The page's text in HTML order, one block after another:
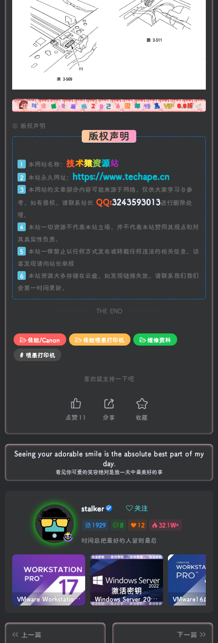
广告
© 版权声明
版权声明
1 本网站名称： 技术猿资源站
2 本站永久网址： https://www.techape.cn
3
本网站的文章部分内容可能来源于网络，仅供大家学习与参
考，如有侵权，请联系站长 QQ:3243593013进行删除处
理。
4
本站一切资源不代表本站立场，并不代表本站赞同其观点和对
其真实性负责。
5
本站一律禁止以任何方式发布或转载任何违法的相关信息，访
客发现请向站长举报
6
本站资源大多存储在云盘，如发现链接失效，请联系我们我们
会第一时间更新。
THE END
佳能/Canon 佳能喷墨打印机
维修资料
# 喷墨打印机
喜欢就支持一下吧
点赞 11 分享 收藏
Seeing your adorable smile is the absolute best part of my
day.
看见你可爱的笑容绝对是我一天中最美好的事
stalker 关注
1929 8 12
32.1W+
时间总把最好的人留到最后
VMware Workstation PRO v17.6.4 正式版_虚拟机(带激活密钥) Windows Server 2022激活密钥 2024 5月更新
上一篇
下一篇